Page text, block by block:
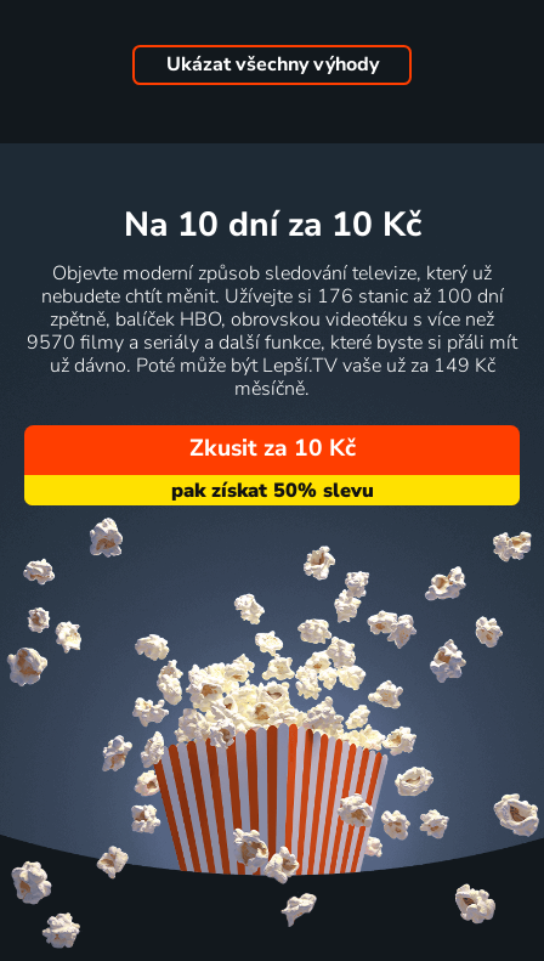
Ukázat všechny výhody
na 10 dní za 10 Kč
Objevte moderní způsob sledování televize, který už
nebudete chtít měnit. Užívejte si 176 stanic až 100 dní
zpětně, balíček HBO, obrovskou videotéku s více než
9570 filmy a seriály a další funkce, které byste si přáli mít
už dávno. Poté může být Lepší.TV vaše už za 149 Kč
měsíčně.
Zkusit za 10 Kč